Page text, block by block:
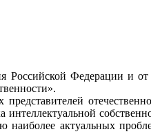
Федерации и от
актуальных